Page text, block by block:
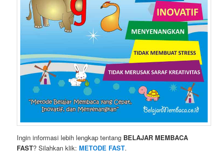
Ingin informasi lebih lengkap tentang BELAJAR MEMBACA
FAST? Silahkan klik:METODE FAST.